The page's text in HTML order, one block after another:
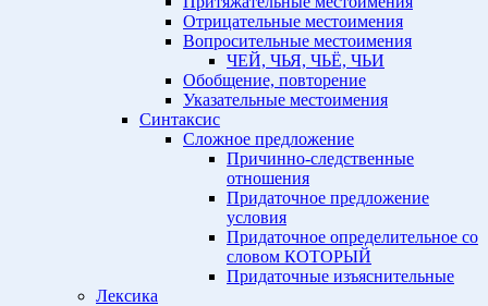
Отрицательные местоимения
Вопросительные местоимения
ЧЕЙ, ЧЬЯ, ЧЬЁ, ЧЬИ
Обобщение, повторение
Указательные местоимения
Синтаксис
Сложное предложение
Причинно-следственные
отношения
Придаточное предложение
условия
Придаточное определительное со
словом КОТОРЫЙ
Придаточные изъяснительные
Лексика